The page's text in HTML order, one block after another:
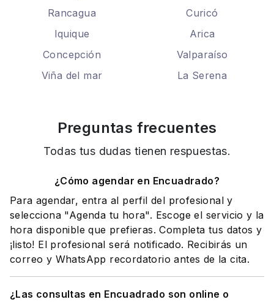
Rancagua
Curicó
Iquique
Arica
Concepción
Valparaíso
Viña del mar
La Serena
Preguntas frecuentes
Todas tus dudas tienen respuestas.
¿Cómo agendar en Encuadrado?
Para agendar, entra al perfil del profesional y
selecciona "Agenda tu hora". Escoge el servicio y la
hora disponible que prefieras. Completa tus datos y
¡listo! El profesional será notificado. Recibirás un
correo y WhatsApp recordatorio antes de la cita.
¿Las consultas en Encuadrado son online o